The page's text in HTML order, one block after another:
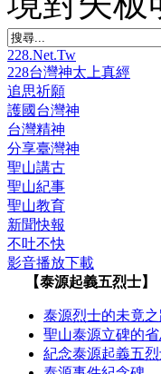
228.Net.Tw
228台灣神太上真經
追思祈願
護國台灣神
台灣精神
分享臺灣神
聖山講古
聖山紀事
聖山教育
新聞快報
不吐不快
影音播放下載
【泰源起義五烈士】
泰源烈士的未竟之
聖山泰源立碑的省
紀念泰源起義五